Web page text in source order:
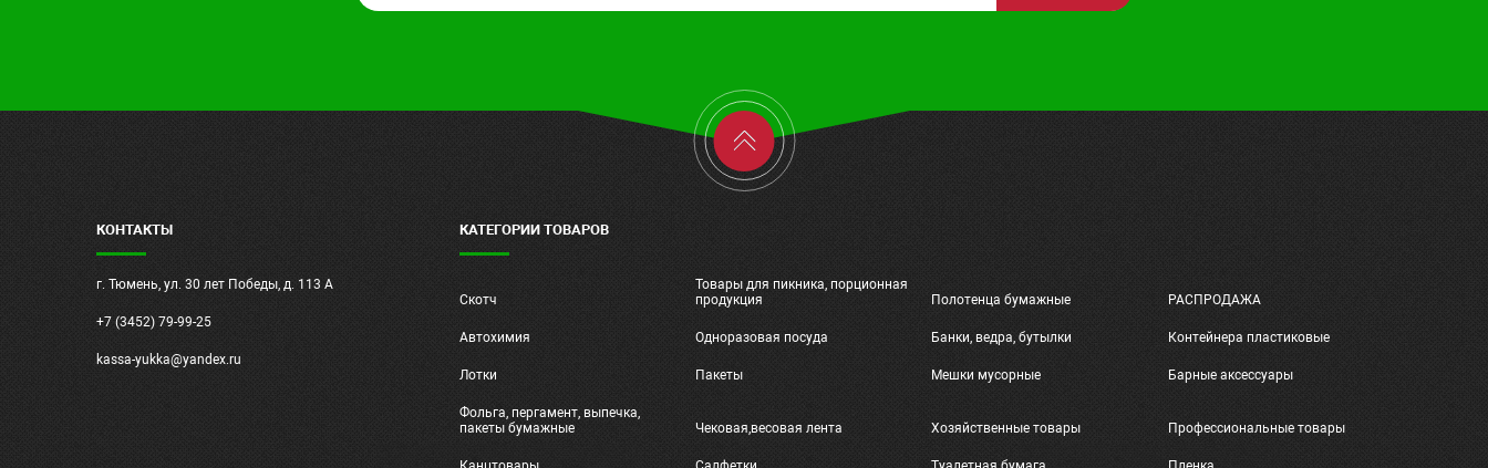
КОНТАКТЫ
г. Тюмень, ул. 30 лет Победы, д. 113 А
+7 (3452) 79-99-25
kassa-yukka@yandex.ru
КАТЕГОРИИ ТОВАРОВ
Скотч
Товары для пикника, порционная
продукция
Полотенца бумажные РАСПРОДАЖА
Автохимия Одноразовая посуда Банки, ведра, бутылки Контейнера пластиковые
Лотки Пакеты Мешки мусорные Барные аксессуары
Фольга, пергамент, выпечка,
пакеты бумажные
Чековая,весовая лента Хозяйственные товары Профессиональные товары